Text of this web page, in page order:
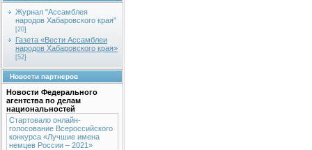
Журнал "Ассамблея
народов Хабаровского края"
[20]
Газета «Вести Ассамблеи
народов Хабаровского края»
[52]
Новости партнеров
Новости Федерального
агентства по делам
национальностей
Стартовало онлайн-
голосование Всероссийского
конкурса «Лучшие имена
немцев России – 2021»